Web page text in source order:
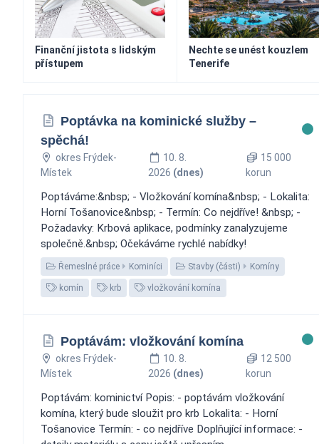
Finanční jistota s lidským
přístupem
Nechte se unést kouzlem
Tenerife
Poptávka na kominické služby –
spěchá!
okres Frýdek-
Místek
10. 8.
2026 (dnes)
15 000
korun
Poptáváme:&nbsp; - Vložkování komína&nbsp; - Lokalita:
Horní Tošanovice&nbsp; - Termín: Co nejdříve! &nbsp; -
Požadavky: Krbová aplikace, podmínky zanalyzujeme
společně.&nbsp; Očekáváme rychlé nabídky!
Řemeslné práce Kominíci Stavby (části) Komíny
komín krb vložkování komína
Poptávám: vložkování komína
okres Frýdek-
Místek
10. 8.
2026 (dnes)
12 500
korun
Poptávám: kominictví Popis: - poptávám vložkování
komína, který bude sloužit pro krb Lokalita: - Horní
Tošanovice Termín: - co nejdříve Doplňující informace: -